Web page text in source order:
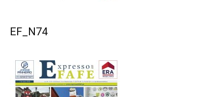
EF_N74